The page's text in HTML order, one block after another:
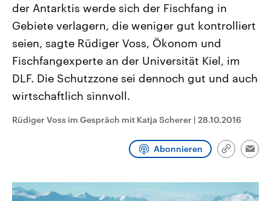
Landtagswahl Sachsen-Anhalt
2026
Alle Informationen
Sachsen-Anhalt wählt am 6.
September 2026 einen neuen
Landtag. Seit 2021 wird das
Bundesland von einer Koalition aus
Umfragen, Prognosen,
und Hintergründe zu den Parteien
und Kandidaten der anstehenden
Aktuelle Beiträge,
Hintergründe
Wirtschaftlich und
gehören die Vereinigten
den mächtigsten Ländern
mit großem Einfluss auf
aktuelle Weltgeschehen.
Sendungen Programm Podcasts
der Antarktis werde sich der Fischfang in
Gebiete verlagern, die weniger gut kontrolliert
seien, sagte Rüdiger Voss, Ökonom und
Fischfangexperte an der Universität Kiel, im
DLF. Die Schutzzone sei dennoch gut und auch
wirtschaftlich sinnvoll.
Rüdiger Voss im Gespräch mit Katja Scherer | 28.10.2016
Abonnieren
Link